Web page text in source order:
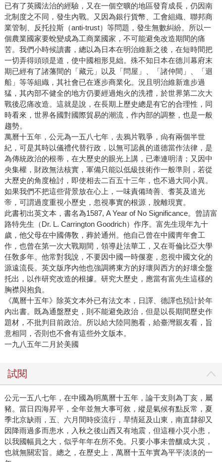
已有了英國法治的經驗，又在一個空曠的地區發育成長，仍因南
北制度之不同，發生內戰。又因為銀行貨幣、工會組織、聯邦商
業管制、反托拉斯（anti-trust）等問題，發生無數糾紛。所以一
個農業國家要蛻變成為工商業國家，不可能避免改造期間的痛
苦。我們小時候讀書，總以為日本在明治維新之後，在短時間把
一切弄得頭頭是道，使中國相形見絀。殊不知日本在德川幕府末
期已經有了諸藩間的「藏元」以及「問屋」、「諸仲間」、「迴
船」等等組織，其社會已在逐步商業化。況且明治維新進步過
猛，其內部不健全的地方仍要經過炮火的洗禮，於世界第二次大
戰後忍痛改造。這就是說，在長期上歷史總是有它的合理性，同
時看來，世界各國對國際貿易的潮流，作內部的調整，也是一般
趨勢。
萬曆十五年，公元為一五八七年，去鴉片戰爭，尙有兩個半世
紀，可是其時以儀禮代替行政，以無可認眞的道德當作法律，是
為傳統政治的根蒂，在大歷史的眼光上講，已牽連明淸；又因中
央集權，財政無法核實，軍備只能以低級技術作一般準則，若從
大歷史的角度檢討，即使相去二百五十三年，也不過大同小異。
如果我們不把這些背景放在心上，一味責備琦善、耆英及道光
帝，可謂過度重視小歷史，忽視事實的根源，脫離現實。
此書初出英文本，書名為1587, A Year of No Significance。曾請富
路特先生（Dr. L. Carrington Goodrich）作序。富先生現年九十
歲，他父母在中國傳敎，葬於通州。他自己曾在中國靑年會工
作，也曾在第一次大戰期間，領導赴法華工，又在哥倫比亞大學
任敎多年。他常對我說，不要因中國一時偃蹇，忽視中國文化的
源遠流長。英文版序內他也強調將東方的好壞與西方的好壞全盤
托出，以作研究改造的根據。研究大歷史，應當有富先生這樣的
胸襟與抱負。
《萬曆十五年》除英文本外已有法文本，日譯、德譯也預計於年
內出書。既為通盤歷史，則不能避免政治，但是以長期間歷史作
題材，不批判目前政治。所以給大陸同胞看，給臺灣親友看，旨
意相同，否則也不會有這些外文版本。
一九八五年二月於美國
試閱
公元一五八七年，在中國為明萬曆十五年，論干支則為丁亥，屬
豬。當日四海昇平，全年並無大事可敘，縱是氣候有點反常，夏
季北京缺雨，五、六月間時疫流行，旱情延及山東，南直隸卻又
因降雨過多而患水，入秋之後山西又有地震，但這種小災小患，
以我國幅員之大，似乎年年在所不免。只要小事未曾釀成大災，
也就無關宏旨。總之，在歷史上，萬曆十五年實為平平淡淡的一